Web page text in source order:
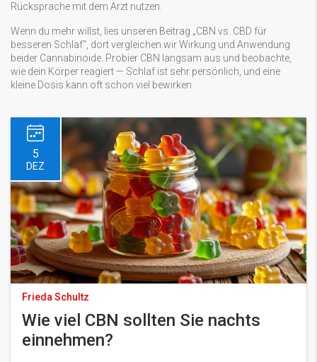
Rücksprache mit dem Arzt nutzen.
Wenn du mehr willst, lies unseren Beitrag „CBN vs. CBD für
besseren Schlaf“, dort vergleichen wir Wirkung und Anwendung
beider Cannabinoide. Probier CBN langsam aus und beobachte,
wie dein Körper reagiert — Schlaf ist sehr persönlich, und eine
kleine Dosis kann oft schon viel bewirken.
5
DEZ
Frieda Schultz
Wie viel CBN sollten Sie nachts
einnehmen?